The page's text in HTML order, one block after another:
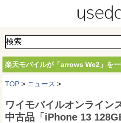
楽天モバイルが「arrows We2」を
TOP > ニュース >
ワイモバイルオンライン
中古品「iPhone 13